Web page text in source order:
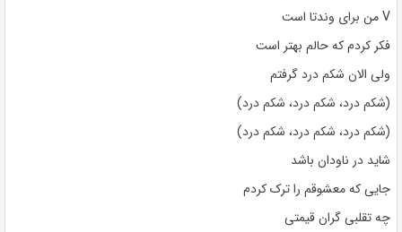
V من برای وندتا است
فکر کردم که حالم بهتر است
ولی الان شکم درد گرفتم
(شکم درد، شکم درد، شکم درد)
(شکم درد، شکم درد، شکم درد)
شاید در ناودان باشد
جایی که معشوقم را ترک کردم
چه تقلبی گران قیمتی